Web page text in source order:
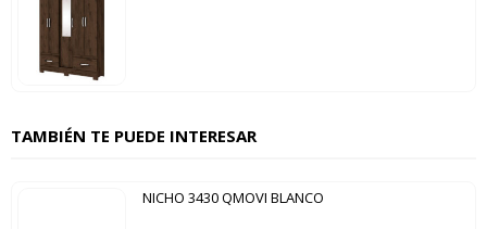
TAMBIÉN TE PUEDE INTERESAR
NICHO 3430 QMOVI BLANCO